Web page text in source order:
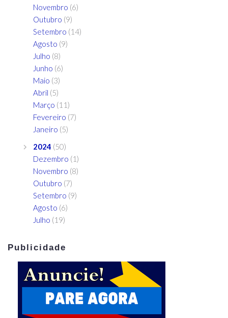
Novembro (6)
Outubro (9)
Setembro (14)
Agosto (9)
Julho (8)
Junho (6)
Maio (3)
Abril (5)
Março (11)
Fevereiro (7)
Janeiro (5)
2024 (50)
Dezembro (1)
Novembro (8)
Outubro (7)
Setembro (9)
Agosto (6)
Julho (19)
Publicidade